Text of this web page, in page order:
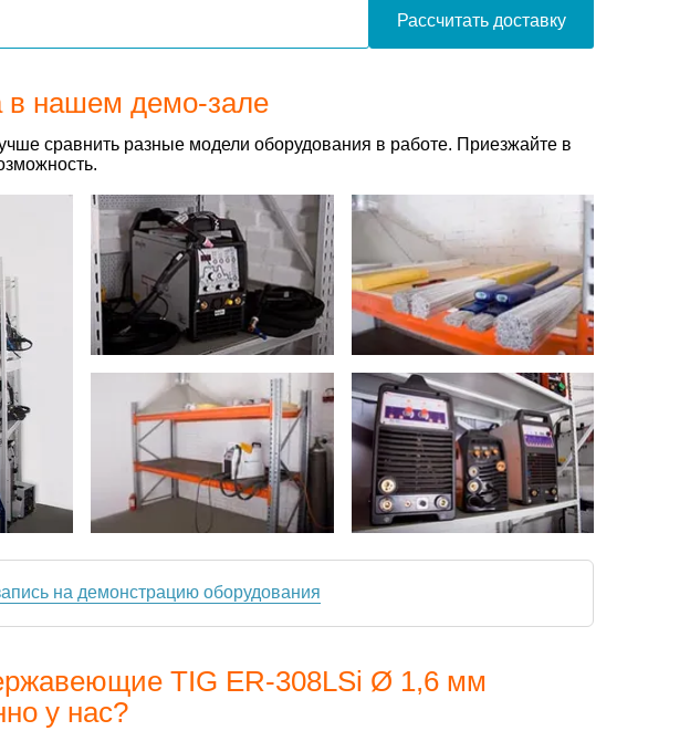
Рассчитать доставку
в нашем демо-зале
сравнить разные модели оборудования в работе. Приезжайте в
на демонстрацию оборудования
TIG ER-308LSi Ø 1,6 мм
у нас?